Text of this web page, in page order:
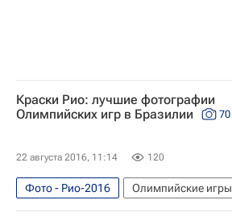
Краски Рио: лучшие фотографии
Олимпийских игр в Бразилии
70
22 августа 2016, 11:14 120
Фото - Рио-2016
Олимпийские игры
Спорт
Фото
Рио-2016